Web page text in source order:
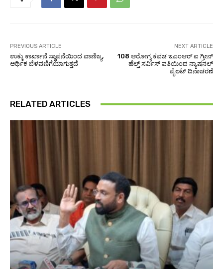
PREVIOUS ARTICLE
ಉಕ್ಕು ಕಾರ್ಖಾನೆ ಸ್ಥಾಪನೆಯಿಂದ ವಾಣಿಜ್ಯ,
ಆರ್ಥಿಕ ಬೆಳವಣಿಗೆಯಾಗುತ್ತದೆ
NEXT ARTICLE
108 ಆರೋಗ್ಯ ಕವಚ ಇಎಂಆರ್ ಐ ಗ್ರೀನ್
ಹೆಲ್ತ್ ಸರ್ವಿಸ್ ವತಿಯಿಂದ ನ್ಯಾಷನಲ್
ಪೈಲಟ್ ದಿನಾಚರಣೆ
RELATED ARTICLES